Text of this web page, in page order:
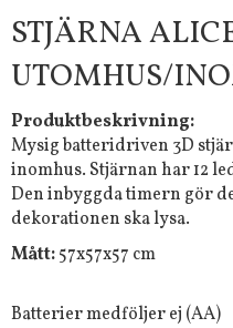
STJÄRNA
UTOMHUS/
Produktbeskrivning:
Mysig batteridriven 3D
inomhus. Stjärnan har 12
Den inbyggda timern gör
dekorationen ska lysa.
Mått:57x57x57 cm
Batterier medföljer ej (AA)